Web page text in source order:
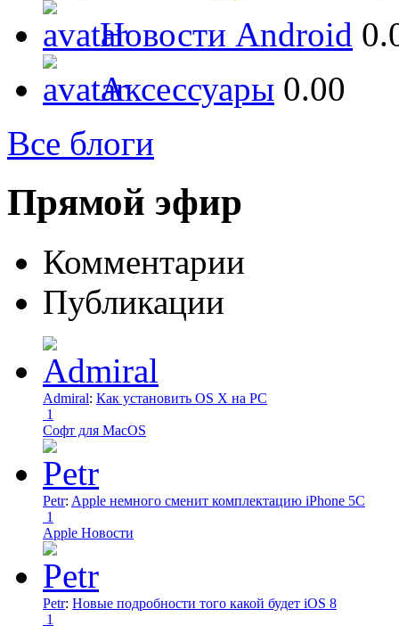
Новости Android
Аксессуары 0.00
Все блоги
Прямой эфир
Комментарии
Публикации
Admiral: Как установить OS X на PC
1
Софт для MacOS
Petr: Apple немного сменит комплектацию iPhone 5C
1
Apple Новости
Petr: Новые подробности того какой будет iOS 8
1